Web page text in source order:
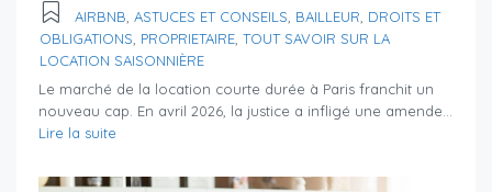
AIRBNB ASTUCES ET CONSEILS BAILLEUR DROITS ET
OBLIGATIONS PROPRIETAIRE TOUT SAVOIR SUR LA
LOCATION SAISONNIÈRE
Le marché de la location courte durée à Paris franchit un
nouveau cap. En avril 2026, la justice a infligé une amende...
Lire la suite